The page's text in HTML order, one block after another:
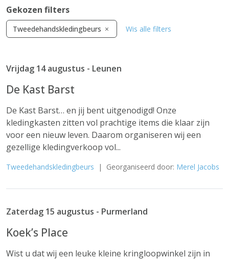
Gekozen filters
Tweedehandskledingbeurs Wis alle filters
Vrijdag 14 augustus - Leunen
De Kast Barst
De Kast Barst… en jij bent uitgenodigd! Onze
kledingkasten zitten vol prachtige items die klaar zijn
voor een nieuw leven. Daarom organiseren wij een
gezellige kledingverkoop vol...
Tweedehandskledingbeurs | Georganiseerd door: Merel Jacobs
Zaterdag 15 augustus - Purmerland
Koek’s Place
Wist u dat wij een leuke kleine kringloopwinkel zijn in